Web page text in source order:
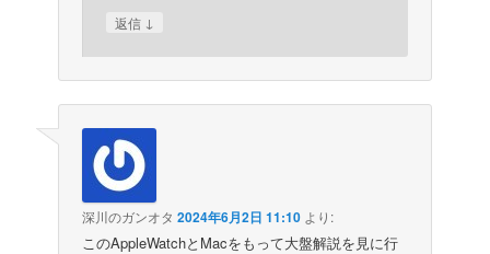
返信 ↓
深川のガンオタ 2024年6月2日 11:10 より:
このAppleWatchとMacをもって大盤解説を見に行